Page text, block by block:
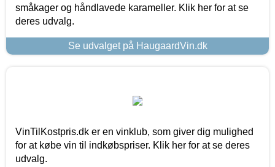
småkager og håndlavede karameller. Klik her for at se
deres udvalg.
Se udvalget på HaugaardVin.dk
VinTilKostpris.dk er en vinklub, som giver dig mulighed
for at købe vin til indkøbspriser. Klik her for at se deres
udvalg.